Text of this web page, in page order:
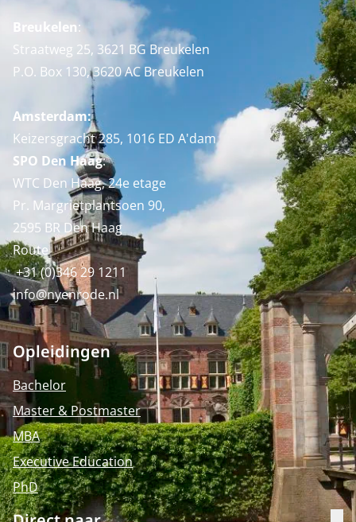
Breukelen:
Straatweg 25, 3621 BG Breukelen
P.O. Box 130, 3620 AC Breukelen
Amsterdam:
Keizersgracht 285, 1016 ED A'dam
SPO Den Haag:
WTC Den Haag, 24e etage
Pr. Margrietplantsoen 90,
2595 BR Den Haag
Route
+31 (0)346 29 1211
info@nyenrode.nl
Opleidingen
Bachelor
Master & Postmaster
MBA
Executive Education
PhD